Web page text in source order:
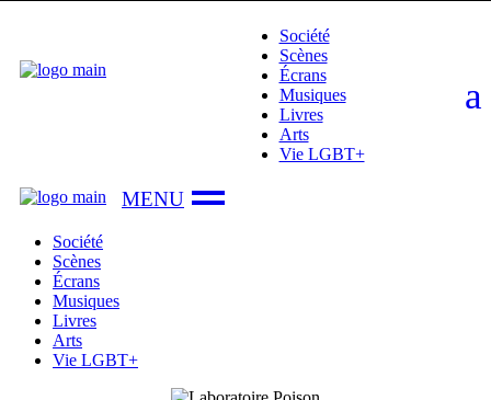
the
content
Société
Scènes
Écrans
Musiques
Livres
Arts
Vie LGBT+
Société
Scènes
Écrans
Musiques
Livres
Arts
Vie LGBT+